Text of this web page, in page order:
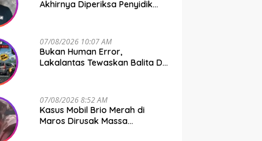
Akhirnya Diperiksa Penyidik
07/08/2026 10:07 AM
Bukan Human Error,
Lakalantas Tewaskan Balita Di
07/08/2026 8:52 AM
Kasus Mobil Brio Merah di
Maros Dirusak Massa